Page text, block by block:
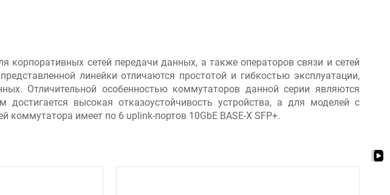
сетей передачи данных, а также операторов связи и сетей
линейки отличаются простотой и гибкостью эксплуатации,
Отличительной особенностью коммутаторов данной серии являются
высокая отказоустойчивость устройства, а для моделей с
имеет по 6 uplink-портов 10GbE BASE-X SFP+.